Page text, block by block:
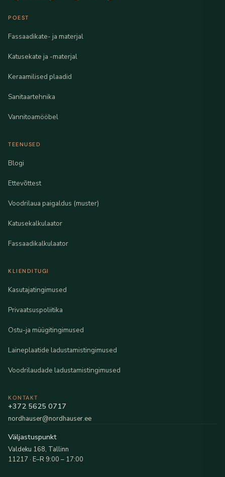
POEST
Fassaadikate- ja materjal
Katusekate ja -materjal
Keraamilised plaadid
Sanitaartehnika
Vannitoamööbel
TEENUSED
Blogi
Ettevõttest
Voodrilaua paigaldus (muster)
Katusekalkulaator
Fassaadikalkulaator
KLIENDITUGI
Kasutajatingimused
Privaatsuspoliitika
Ostu-ja müügitingimused
Laineplaatide ladustamistingimused
Voodrilaudade ladustamistingimused
KONTAKT
+372 5625 0717
nordhauser@nordhauser.ee
Väljastuspunkt
Valdeku 168, Tallinn
11217 · E–R 9:00 – 17:00